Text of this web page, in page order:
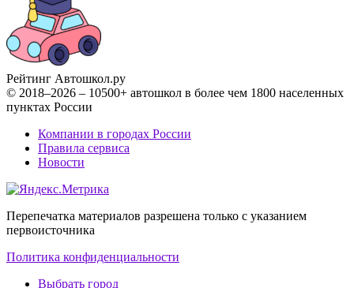
Рейтинг Автошкол.ру
© 2018–2026 – 10500+ автошкол в более чем 1800 населенных
пунктах России
Компании в городах России
Правила сервиса
Новости
Перепечатка материалов разрешена только с указанием
первоисточника
Политика конфиденциальности
Выбрать город